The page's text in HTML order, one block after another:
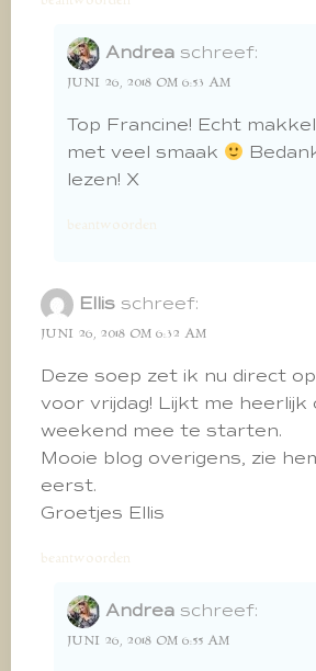
Andrea schreef:
JUNI 26, 2018 OM 6:53 AM
Top Francine! Echt
met veel smaak
lezen! X
beantwoorden
Ellis schreef:
JUNI 26, 2018 OM 6:32 AM
Deze soep zet ik nu direct
voor vrijdag! Lijkt me heerlijk
weekend mee te starten.
Mooie blog overigens, zie
eerst.
Groetjes Ellis
beantwoorden
Andrea schreef:
JUNI 26, 2018 OM 6:55 AM